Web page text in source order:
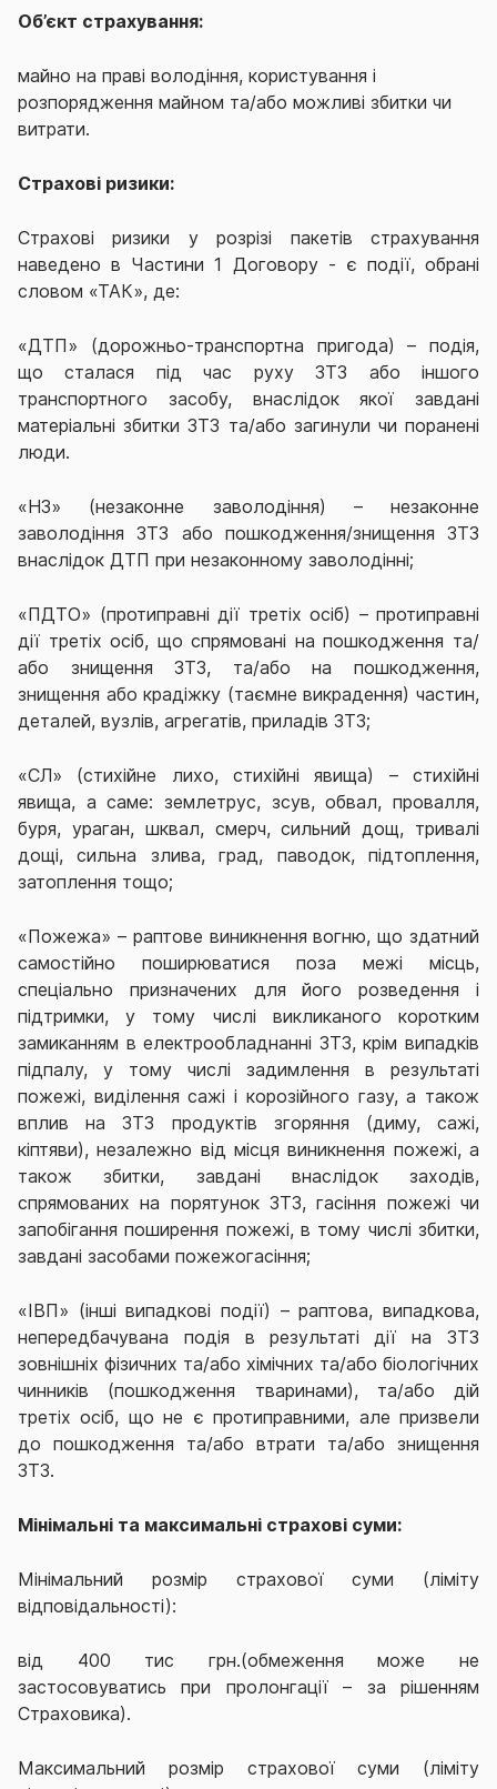
Об’єкт страхування:
майно на праві володіння, користування і
розпорядження майном та/або можливі збитки чи
витрати.
Страхові ризики:
Страхові ризики у розрізі пакетів страхування
наведено в Частини 1 Договору - є події, обрані
словом «ТАК», де:
«ДТП» (дорожньо-транспортна пригода) – подія,
що сталася під час руху ЗТЗ або іншого
транспортного засобу, внаслідок якої завдані
матеріальні збитки ЗТЗ та/або загинули чи поранені
люди.
«НЗ» (незаконне заволодіння) – незаконне
заволодіння ЗТЗ або пошкодження/знищення ЗТЗ
внаслідок ДТП при незаконному заволодінні;
«ПДТО» (протиправні дії третіх осіб) – протиправні
дії третіх осіб, що спрямовані на пошкодження та/
або знищення ЗТЗ, та/або на пошкодження,
знищення або крадіжку (таємне викрадення) частин,
деталей, вузлів, агрегатів, приладів ЗТЗ;
«СЛ» (стихійне лихо, стихійні явища) – стихійні
явища, а саме: землетрус, зсув, обвал, провалля,
буря, ураган, шквал, смерч, сильний дощ, тривалі
дощі, сильна злива, град, паводок, підтоплення,
затоплення тощо;
«Пожежа» – раптове виникнення вогню, що здатний
самостійно поширюватися поза межі місць,
спеціально призначених для його розведення і
підтримки, у тому числі викликаного коротким
замиканням в електрообладнанні ЗТЗ, крім випадків
підпалу, у тому числі задимлення в результаті
пожежі, виділення сажі і корозійного газу, а також
вплив на ЗТЗ продуктів згоряння (диму, сажі,
кіптяви), незалежно від місця виникнення пожежі, а
також збитки, завдані внаслідок заходів,
спрямованих на порятунок ЗТЗ, гасіння пожежі чи
запобігання поширення пожежі, в тому числі збитки,
завдані засобами пожежогасіння;
«ІВП» (інші випадкові події) – раптова, випадкова,
непередбачувана подія в результаті дії на ЗТЗ
зовнішніх фізичних та/або хімічних та/або біологічних
чинників (пошкодження тваринами), та/або дій
третіх осіб, що не є протиправними, але призвели
до пошкодження та/або втрати та/або знищення
ЗТЗ.
Мінімальні та максимальні страхові суми:
Мінімальний розмір страхової суми (ліміту
відповідальності):
від 400 тис грн.(обмеження може не
застосовуватись при пролонгації – за рішенням
Страховика).
Максимальний розмір страхової суми (ліміту